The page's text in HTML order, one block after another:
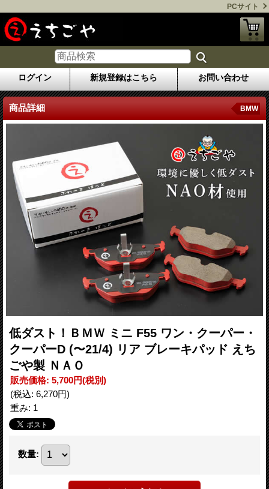
PCサイト
ログイン 新規登録はこちら お問い合わせ
商品詳細 BMW
低ダスト！ＢＭＷ ミニ F55 ワン・クーパー・
クーパーD (〜21/4) リア ブレーキパッド えち
ごや製 ＮＡＯ
販売価格: 5,700円(税別)
(税込: 6,270円)
重み: 1
数量: